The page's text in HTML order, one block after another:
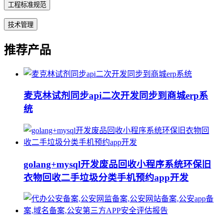
工程标准规范
技术管理
推荐产品
麦克林试剂同步api二次开发同步到商城erp系
统
golang+mysql开发废品回收小程序系统环保旧
衣物回收二手垃圾分类手机预约app开发